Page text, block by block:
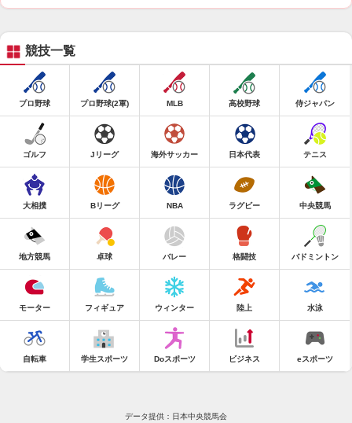
競技一覧
プロ野球 プロ野球(2軍) MLB 高校野球 侍ジャパン
ゴルフ Jリーグ 海外サッカー 日本代表 テニス
大相撲 Bリーグ NBA ラグビー 中央競馬
地方競馬 卓球 バレー 格闘技 バドミントン
モーター フィギュア ウィンター 陸上 水泳
自転車 学生スポーツ Doスポーツ ビジネス eスポーツ
データ提供：日本中央競馬会